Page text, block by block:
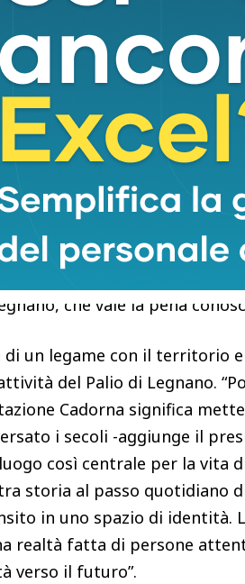
nel programma ufficiale
milanese attraverso
diffuse in città. “La storia
in Borsa, coincide con
Gibelli-. Grazie allo sviluppo
gli stili di vita, i modelli
evoluti. Esiste un
che danno forma alle
è la valorizzazione del
che vale la pena
di un legame con il territorio
del Palio di Legnano.
Cadorna significa
i secoli -aggiunge il
così centrale per la vita
storia al passo quotidiano
in uno spazio di identità.
realtà fatta di persone
verso il futuro”.